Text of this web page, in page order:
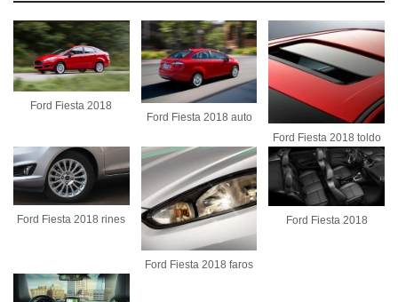
Ford Fiesta 2018
Ford Fiesta 2018 auto
Ford Fiesta 2018 toldo
Ford Fiesta 2018 rines
Ford Fiesta 2018 faros
Ford Fiesta 2018